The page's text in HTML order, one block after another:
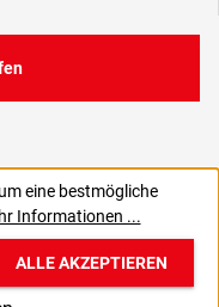
eine bestmögliche
Informationen ...
ALLE AKZEPTIEREN
B